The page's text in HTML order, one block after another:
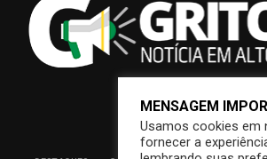
MENSAGEM
Usamos cookies em
fornecer a